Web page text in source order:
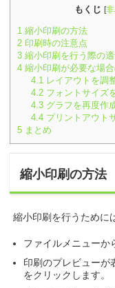
もくじ [
1 縮小印刷の方法
2 印刷時の注意点
3 縮小印刷を行う際の
4 縮小印刷が必要な場
4.1 レイアウトを調
4.2 フォントサイズ
4.3 グラフを再度作
4.4 プリントアウト
5 まとめ
縮小印刷の方法
縮小印刷を行うために
ファイルメニューか
印刷のプレビューが
をクリックします。